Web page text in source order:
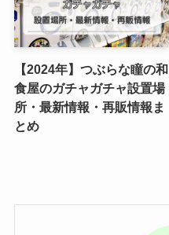
【2024年】つぶらな瞳の和
食屋のガチャガチャ設置場
所・最新情報・再販情報ま
とめ